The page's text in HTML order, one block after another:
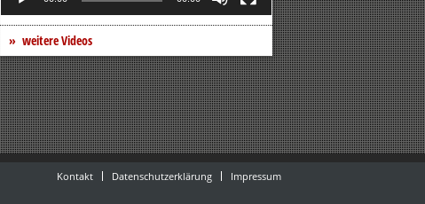
weitere Videos
Kontakt Datenschutzerklärung Impressum